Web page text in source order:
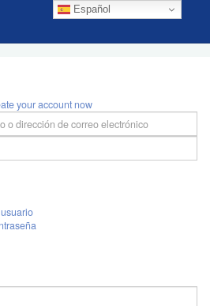
Español
your account now